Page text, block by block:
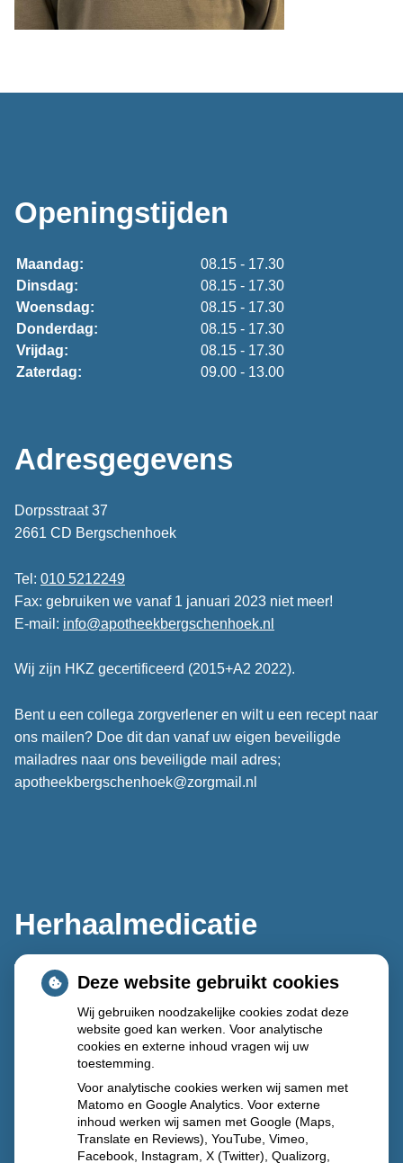
Openingstijden
Maandag:
08.15 - 17.30
Dinsdag:
08.15 - 17.30
Woensdag:
08.15 - 17.30
Donderdag:
08.15 - 17.30
Vrijdag:
08.15 - 17.30
Zaterdag:
09.00 - 13.00
Adresgegevens
Dorpsstraat 37
2661 CD Bergschenhoek
Tel: 010 5212249
Fax: gebruiken we vanaf 1 januari 2023 niet meer!
E-mail: info@apotheekbergschenhoek.nl
Wij zijn HKZ gecertificeerd (2015+A2 2022).
Bent u een collega zorgverlener en wilt u een recept naar
ons mailen? Doe dit dan vanaf uw eigen beveiligde
mailadres naar ons beveiligde mail adres;
apotheekbergschenhoek@zorgmail.nl
Herhaalmedicatie
Deze website gebruikt cookies
Wij gebruiken noodzakelijke cookies zodat deze
website goed kan werken. Voor analytische
cookies en externe inhoud vragen wij uw
toestemming.
Voor analytische cookies werken wij samen met
Matomo en Google Analytics. Voor externe
inhoud werken wij samen met Google (Maps,
Translate en Reviews), YouTube, Vimeo,
Facebook, Instagram, X (Twitter), Qualizorg,